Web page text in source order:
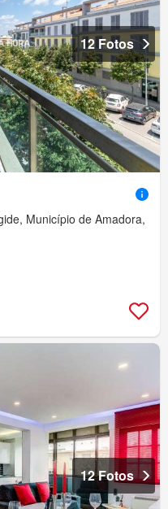
12 Fotos
Município de Amadora,
12 Fotos